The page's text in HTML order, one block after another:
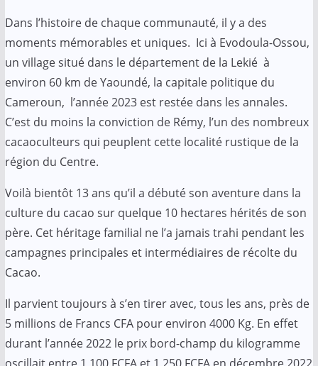
Dans l’histoire de chaque communauté, il y a des
moments mémorables et uniques. Ici à Evodoula-Ossou,
un village situé dans le département de la Lekié à
environ 60 km de Yaoundé, la capitale politique du
Cameroun, l’année 2023 est restée dans les annales.
C’est du moins la conviction de Rémy, l’un des nombreux
cacaoculteurs qui peuplent cette localité rustique de la
région du Centre.
Voilà bientôt 13 ans qu’il a débuté son aventure dans la
culture du cacao sur quelque 10 hectares hérités de son
père. Cet héritage familial ne l’a jamais trahi pendant les
campagnes principales et intermédiaires de récolte du
Cacao.
Il parvient toujours à s’en tirer avec, tous les ans, près de
5 millions de Francs CFA pour environ 4000 Kg. En effet
durant l’année 2022 le prix bord-champ du kilogramme
oscillait entre 1 100 FCFA et 1 250 FCFA en décembre 2022